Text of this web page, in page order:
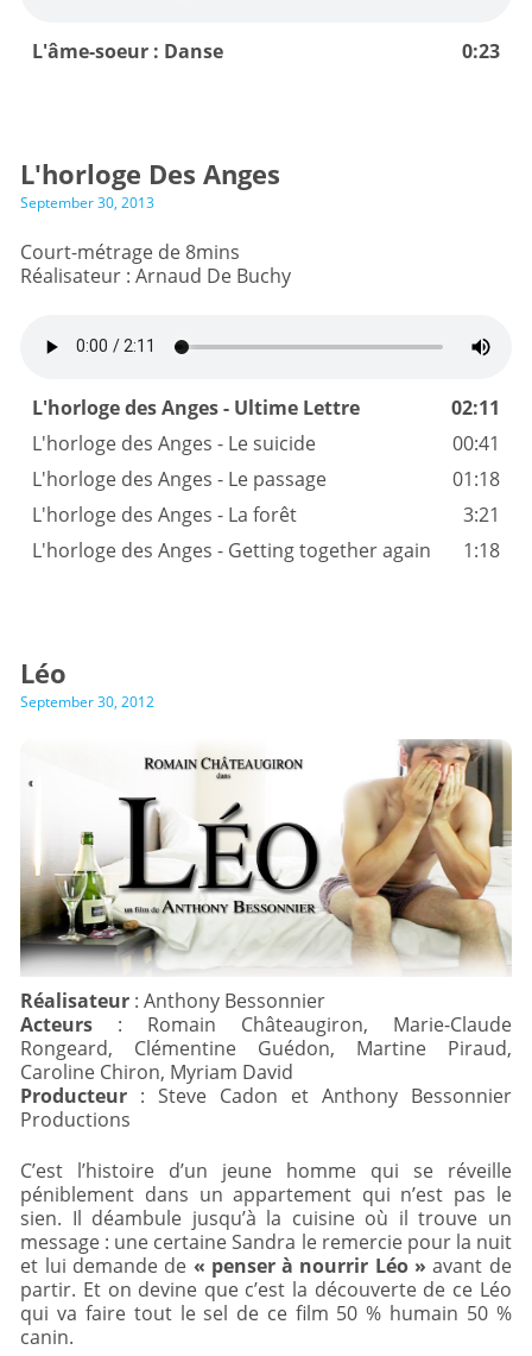
L'âme-soeur : Danse 0:23
L'horloge Des Anges
September 30, 2013
Court-métrage de 8mins
Réalisateur : Arnaud De Buchy
L'horloge des Anges - Ultime Lettre
02:11
L'horloge des Anges - Le suicide
00:41
L'horloge des Anges - Le passage
01:18
L'horloge des Anges - La forêt
3:21
L'horloge des Anges - Getting together again
1:18
Léo
September 30, 2012
Réalisateur
Acteurs : Romain Châteaugiron, Marie-Claude
Rongeard, Clémentine Guédon, Martine Piraud,
Producteur : Steve Cadon et Anthony Bessonnier
Productions
C’est l’histoire d’un jeune homme qui se réveille
péniblement dans un appartement qui n’est pas le
sien. Il déambule jusqu’à la cuisine où il trouve un
message : une certaine Sandra le remercie pour la nuit
et lui demande de « penser à nourrir Léo » avant de
partir. Et on devine que c’est la découverte de ce Léo
qui va faire tout le sel de ce film 50 % humain 50 %
canin.